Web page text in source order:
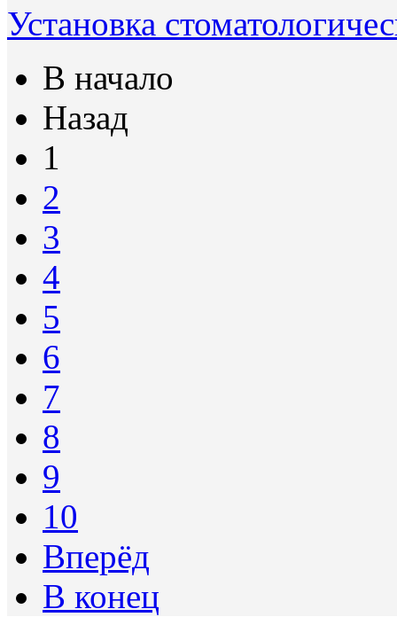
Установка
В начало
Назад
1
2
3
4
5
6
7
8
9
10
Вперёд
В конец